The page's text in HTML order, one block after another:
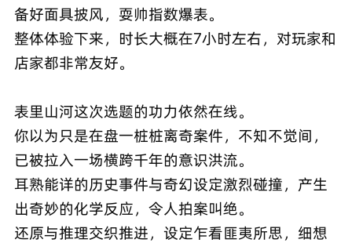
备好面具披风，耍帅指数爆表。
整体体验下来，时长大概在7小时左右，对玩家和
店家都非常友好。
表里山河这次选题的功力依然在线。
你以为只是在盘一桩桩离奇案件，不知不觉间，
已被拉入一场横跨千年的意识洪流。
耳熟能详的历史事件与奇幻设定激烈碰撞，产生
出奇妙的化学反应，令人拍案叫绝。
还原与推理交织推进，设定乍看匪夷所思，细想